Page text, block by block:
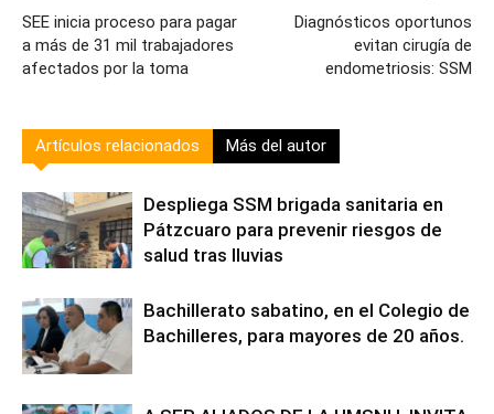
SEE inicia proceso para pagar
a más de 31 mil trabajadores
afectados por la toma
Diagnósticos oportunos
evitan cirugía de
endometriosis: SSM
Artículos relacionados Más del autor
Despliega SSM brigada sanitaria en
Pátzcuaro para prevenir riesgos de
salud tras lluvias
Bachillerato sabatino, en el Colegio de
Bachilleres, para mayores de 20 años.